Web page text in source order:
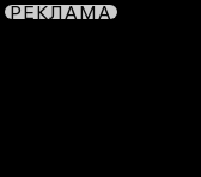
РЕКЛАМА